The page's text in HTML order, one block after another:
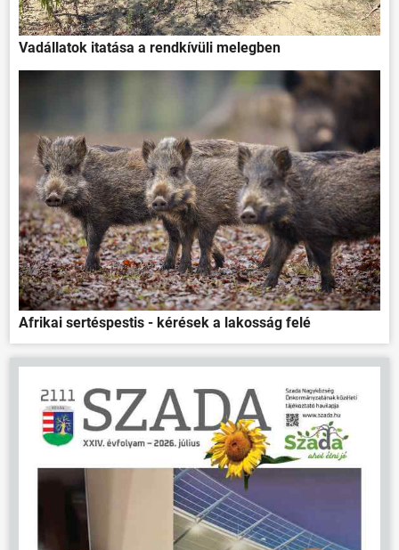
Vadállatok itatása a rendkívüli melegben
Afrikai sertéspestis - kérések a lakosság felé